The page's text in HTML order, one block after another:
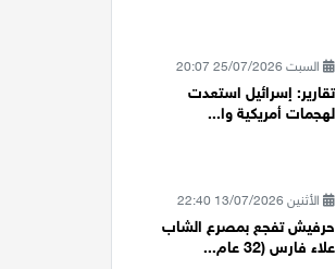
السبت 25/07/2026 20:07
تقارير: إسرائيل استعدت
لهجمات أمريكية وا...
الأثنين 13/07/2026 22:40
حرفيش تفجع بمصرع الشاب
علاء فارس (32 عام...